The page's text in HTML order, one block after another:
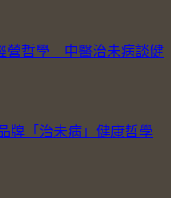
營哲學 中醫治未病談健
牌「治未病」健康哲學